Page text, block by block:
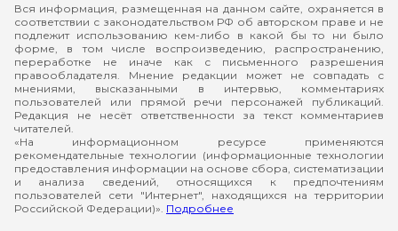
Вся информация, размещенная на данном сайте, охраняется в
соответствии с законодательством РФ об авторском праве и не
подлежит использованию кем-либо в какой бы то ни было
форме, в том числе воспроизведению, распространению,
переработке не иначе как с письменного разрешения
правообладателя. Мнение редакции может не совпадать с
мнениями, высказанными в интервью, комментариях
пользователей или прямой речи персонажей публикаций.
Редакция не несёт ответственности за текст комментариев
читателей.
«На информационном ресурсе применяются
рекомендательные технологии (информационные технологии
предоставления информации на основе сбора, систематизации
и анализа сведений, относящихся к предпочтениям
пользователей сети "Интернет", находящихся на территории
Российской Федерации)». Подробнее